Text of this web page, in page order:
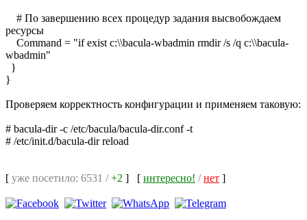
# По завершению всех процедур задания высвобождаем
ресурсы
Command = "if exist c:\\bacula-wbadmin rmdir /s /q c:\\bacula-
wbadmin"
}
}
Проверяем корректность конфигурации и применяем таковую:
# bacula-dir -c /etc/bacula/bacula-dir.conf -t
# /etc/init.d/bacula-dir reload
[ уже посетило: 6531 /+2 ] [ интересно! /нет ]